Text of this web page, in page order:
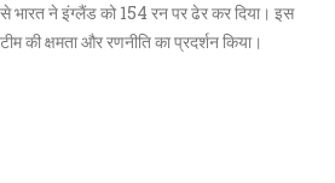
से भारत ने इंग्लैंड को 154 रन पर ढेर कर दिया। इस
की क्षमता और रणनीति का प्रदर्शन किया।